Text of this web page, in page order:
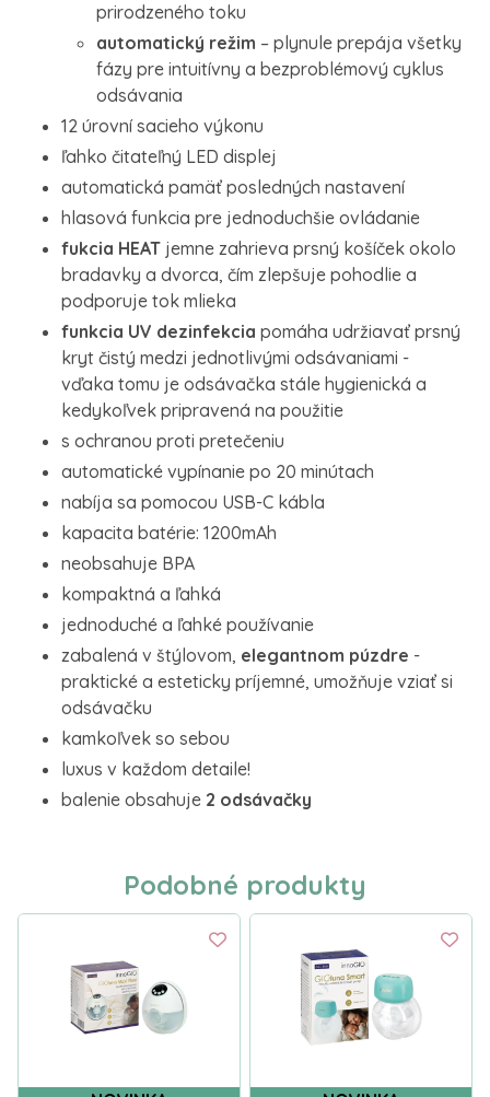
prirodzeného toku
automatický režim – plynule prepája všetky
fázy pre intuitívny a bezproblémový cyklus
odsávania
12 úrovní sacieho výkonu
ľahko čitateľný LED displej
automatická pamäť posledných nastavení
hlasová funkcia pre jednoduchšie ovládanie
fukcia HEAT jemne zahrieva prsný košíček okolo
bradavky a dvorca, čím zlepšuje pohodlie a
podporuje tok mlieka
funkcia UV dezinfekcia pomáha udržiavať prsný
kryt čistý medzi jednotlivými odsávaniami -
vďaka tomu je odsávačka stále hygienická a
kedykoľvek pripravená na použitie
s ochranou proti pretečeniu
automatické vypínanie po 20 minútach
nabíja sa pomocou USB-C kábla
kapacita batérie: 1200mAh
neobsahuje BPA
kompaktná a ľahká
jednoduché a ľahké používanie
zabalená v štýlovom, elegantnom púzdre -
praktické a esteticky príjemné, umožňuje vziať si
odsávačku
kamkoľvek so sebou
luxus v každom detaile!
balenie obsahuje 2 odsávačky
Podobné produkty